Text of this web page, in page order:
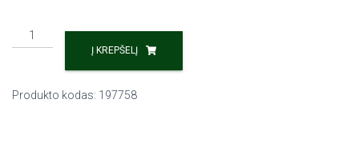
Į KREPŠELĮ
Produkto kodas: 197758